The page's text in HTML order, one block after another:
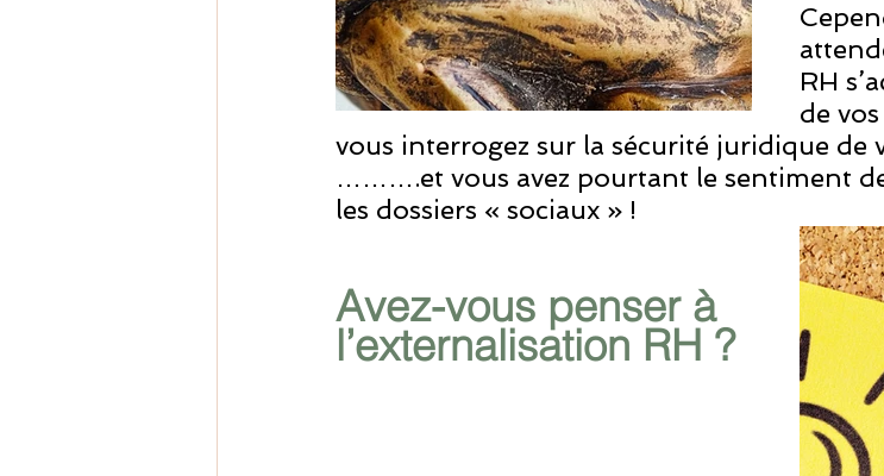
RH
de
vous interrogez sur la sécurité juridique de
……….et vous avez pourtant le sentiment
les dossiers « sociaux » !
Avez-vous penser à
l’externalisation RH ?